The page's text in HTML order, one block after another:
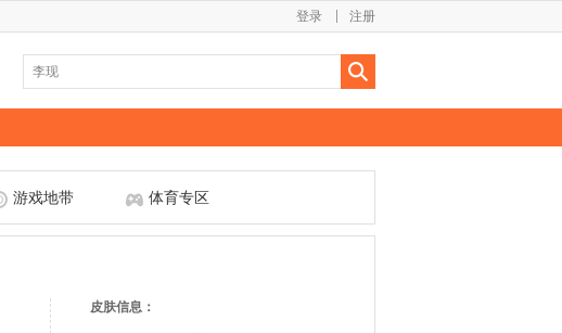
注册
登录
游戏地带 体育专区
皮肤信息：